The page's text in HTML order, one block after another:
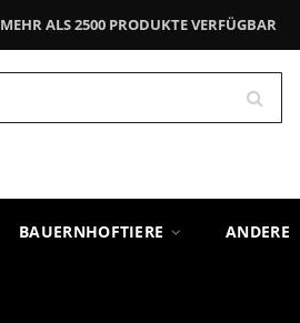
MEHR ALS 2500 PRODUKTE VERFÜGBAR
BAUERNHOFTIERE ANDERE